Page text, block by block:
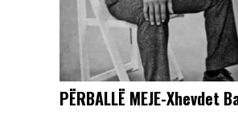
PËRBALLË MEJE-Xhevdet